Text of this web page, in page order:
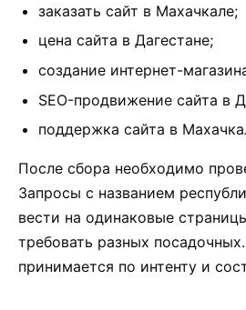
заказать сайт в Махачкале;
цена сайта в Дагестане;
создание интернет-
SEO-продвижение сайта в
поддержка сайта в
После сбора необходимо
Запросы с названием
вести на одинаковые
требовать разных
принимается по интенту и